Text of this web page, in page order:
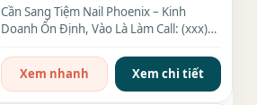
Cần Sang Tiệm Nail Phoenix – Kinh
Doanh Ổn Định, Vào Là Làm Call: (xxx)
Xem nhanh
Xem chi tiết